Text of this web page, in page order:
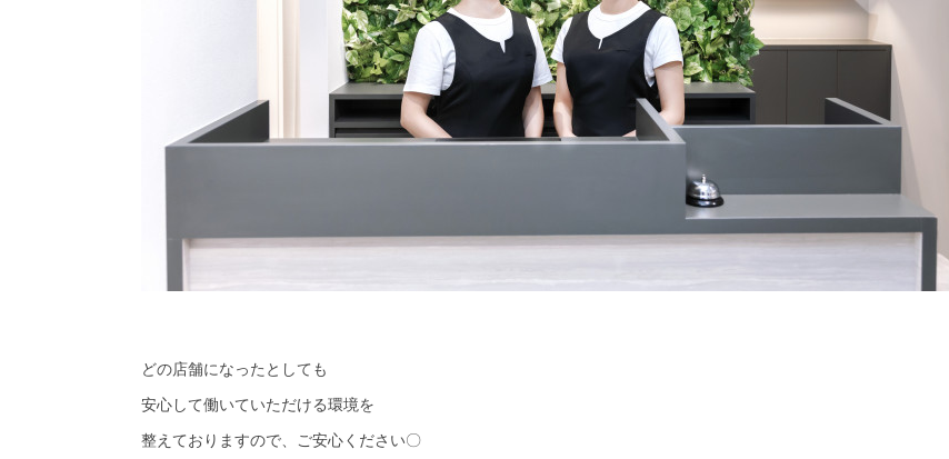
どの店舗になったとしても
安心して働いていただける環境を
整えておりますので、ご安心ください〇